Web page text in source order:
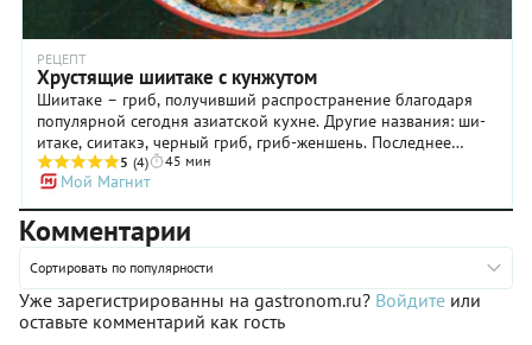
РЕЦЕПТ
Хрустящие шиитаке с кунжутом
Шиитаке – гриб, получивший распространение благодаря
популярной сегодня азиатской кухне. Другие названия: ши-
итаке, сиитакэ, черный гриб, гриб-женшень. Последнее
говорит о том, что гриб обладает таким обилием полезных
свойств, что его сравнивают с женьшенем, а китайские
императоры пили отвар из шиитакЕ, считая, что он
продлевает молодость.
5 (4) 45 мин
Мой Магнит
Комментарии
Сортировать по популярности
Уже зарегистрированны на gastronom.ru? Войдите или
оставьте комментарий как гость